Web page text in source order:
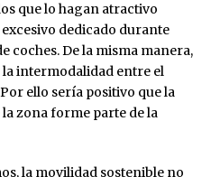
que lo hagan atractivo
dedicado durante
coches. De la misma manera,
intermodalidad entre el
ello sería positivo que la
zona forme parte de la
la movilidad sostenible no